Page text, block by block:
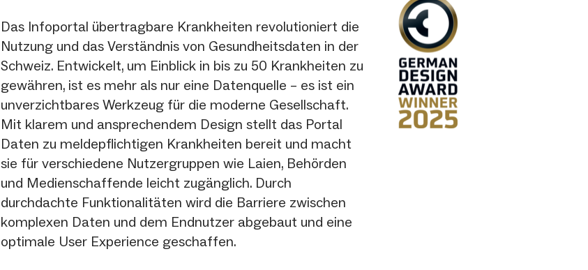
Das Infoportal übertragbare Krankheiten revolutioniert die
Nutzung und das Verständnis von Gesundheitsdaten in der
Schweiz. Entwickelt, um Einblick in bis zu 50 Krankheiten zu
gewähren, ist es mehr als nur eine Datenquelle – es ist ein
unverzichtbares Werkzeug für die moderne Gesellschaft.
Mit klarem und ansprechendem Design stellt das Portal
Daten zu meldepflichtigen Krankheiten bereit und macht
sie für verschiedene Nutzergruppen wie Laien, Behörden
und Medienschaffende leicht zugänglich. Durch
durchdachte Funktionalitäten wird die Barriere zwischen
komplexen Daten und dem Endnutzer abgebaut und eine
optimale User Experience geschaffen.